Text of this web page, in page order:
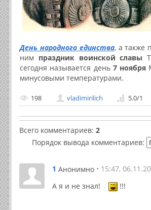
День народного единства, а также
ним праздник воинской славы
сегодня называется день 7 ноября
минусовыми температурами.
198 vladimirilich 5.0/1
Всего комментариев: 2
Порядок вывода комментариев:
1 Анонимно • 15:47,
А я и не знал!
!!!